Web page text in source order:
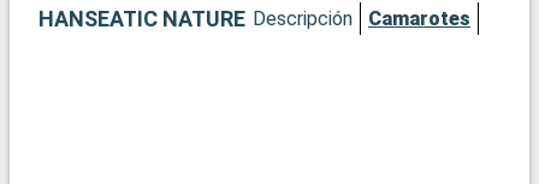
HANSEATIC NATURE Descripción Camarotes